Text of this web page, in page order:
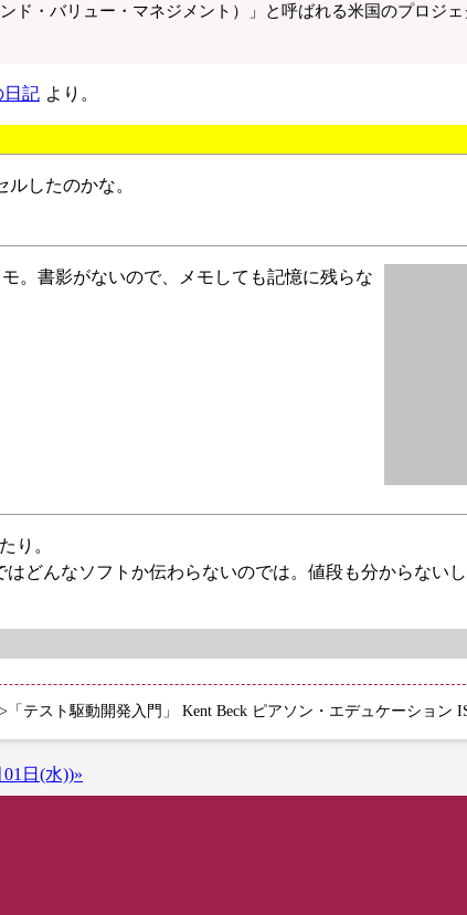
ド・バリュー・マネジメント）」と呼ばれる米国のプロジ
日記 より。
したのかな。
。書影がないので、メモしても記憶に残らな
り。
どんなソフトか伝わらないのでは。値段も分からない
テスト駆動開発入門」 Kent Beck ピアソン・エデュケーション
日(水))»